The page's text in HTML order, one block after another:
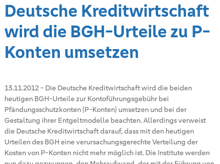
Deutsche Kreditwirtschaft
wird die BGH-Urteile zu P-
Konten umsetzen
13.11.2012- Die Deutsche Kreditwirtschaft wird die beiden
heutigen BGH-Urteile zur Kontoführungsgebühr bei
Pfändungsschutzkonten (P-Konten) umsetzen und bei der
Gestaltung ihrer Entgeltmodelle beachten. Allerdings verweist
die Deutsche Kreditwirtschaft darauf, dass mit den heutigen
Urteilen des BGH eine verursachungsgerechte Verteilung der
Kosten von P-Konten nicht mehr möglich ist. Die Institute werden